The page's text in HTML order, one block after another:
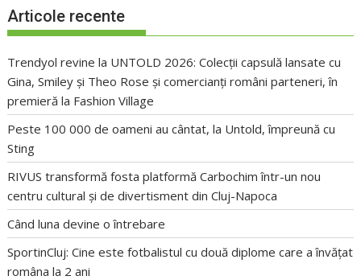
Articole recente
Trendyol revine la UNTOLD 2026: Colecții capsulă lansate cu
Gina, Smiley și Theo Rose și comercianți români parteneri, în
premieră la Fashion Village
Peste 100 000 de oameni au cântat, la Untold, împreună cu
Sting
RIVUS transformă fosta platformă Carbochim într-un nou
centru cultural și de divertisment din Cluj-Napoca
Când luna devine o întrebare
SportinCluj: Cine este fotbalistul cu două diplome care a învățat
româna la 2 ani